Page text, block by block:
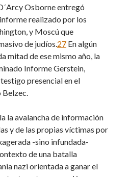
Osborne entregó
realizado por los
y Moscú que
de judíos. 27 En algún
mitad de ese mismo año, la
Informe Gerstein,
presencial en el
la avalancha de información
y de las propias víctimas por
-sino infundada-
de una batalla
nazi orientada a ganar el